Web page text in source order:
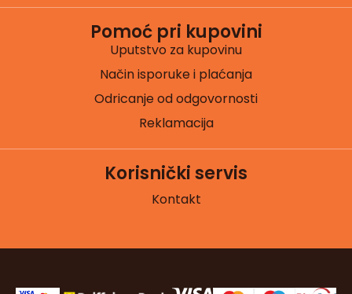
Pomoć pri kupovini
Uputstvo za kupovinu
Način isporuke i plaćanja
Odricanje od odgovornosti
Reklamacija
Korisnički servis
Kontakt